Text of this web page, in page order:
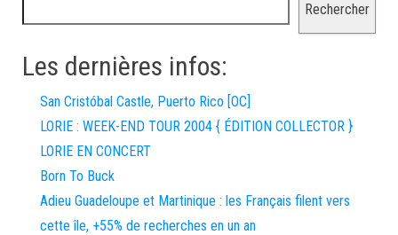
Rechercher
Les dernières infos:
San Cristóbal Castle, Puerto Rico [OC]
LORIE : WEEK-END TOUR 2004 { ÉDITION COLLECTOR }
LORIE EN CONCERT
Born To Buck
Adieu Guadeloupe et Martinique : les Français filent vers
cette île, +55% de recherches en un an